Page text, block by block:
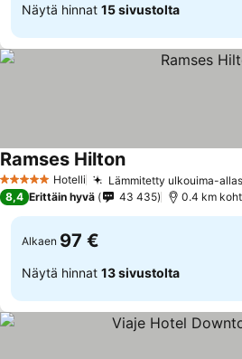
Näytä hinnat 15 sivustolta
5 Tähtiluokitus
Hotelli Lämmitetty ulkouima-
Ramses Hilton
8,4 Erittäin hyvä 43 435 0.4 km
Alkaen 97 €
Näytä hinnat 13 sivustolta